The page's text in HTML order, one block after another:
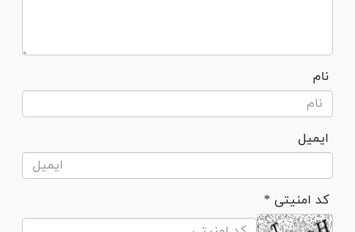
نام
ایمیل
* کد امنیتی